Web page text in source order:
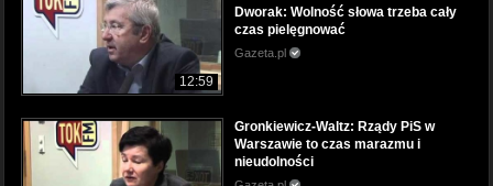
12:59
Dworak: Wolność słowa trzeba cały
czas pielęgnować
Gazeta.pl
Gronkiewicz-Waltz: Rządy PiS w
Warszawie to czas marazmu i
nieudolności